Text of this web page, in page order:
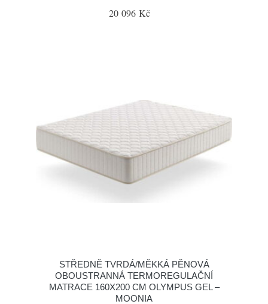
20 096 Kč
STŘEDNĚ TVRDÁ/MĚKKÁ PĚNOVÁ
OBOUSTRANNÁ TERMOREGULAČNÍ
MATRACE 160X200 CM OLYMPUS GEL –
MOONIA